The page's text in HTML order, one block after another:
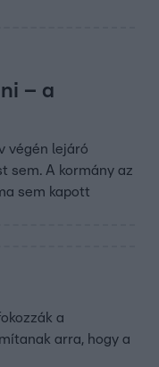
– a
végén lejáró
sem. A kormány az
sem kapott
a
arra, hogy a